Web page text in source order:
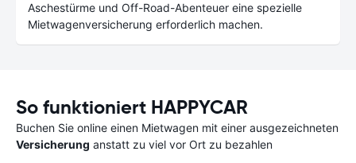
Aschestürme und Off-Road-Abenteuer eine spezielle
Mietwagenversicherung erforderlich machen.
So funktioniert HAPPYCAR
Buchen Sie online einen Mietwagen mit einer ausgezeichneten
Versicherung anstatt zu viel vor Ort zu bezahlen